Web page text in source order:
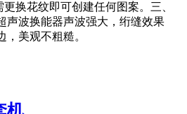
换花纹即可创建任何图案。三、
声波换能器声波强大，绗缝效果
，美观不粗糙。